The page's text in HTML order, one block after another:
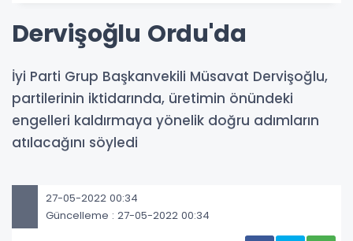
Dervişoğlu Ordu'da
İyi Parti Grup Başkanvekili Müsavat Dervişoğlu,
partilerinin iktidarında, üretimin önündeki
engelleri kaldırmaya yönelik doğru adımların
atılacağını söyledi
27-05-2022 00:34
Güncelleme : 27-05-2022 00:34